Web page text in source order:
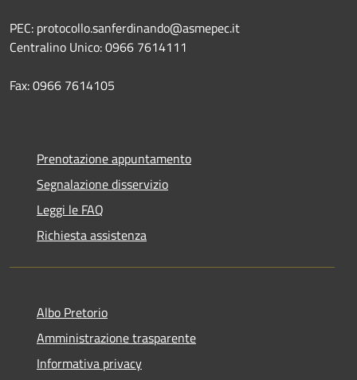
PEC: protocollo.sanferdinando@asmepec.it
Centralino Unico: 0966 7614111
Fax: 0966 7614105
Prenotazione appuntamento
Segnalazione disservizio
Leggi le FAQ
Richiesta assistenza
Albo Pretorio
Amministrazione trasparente
Informativa privacy